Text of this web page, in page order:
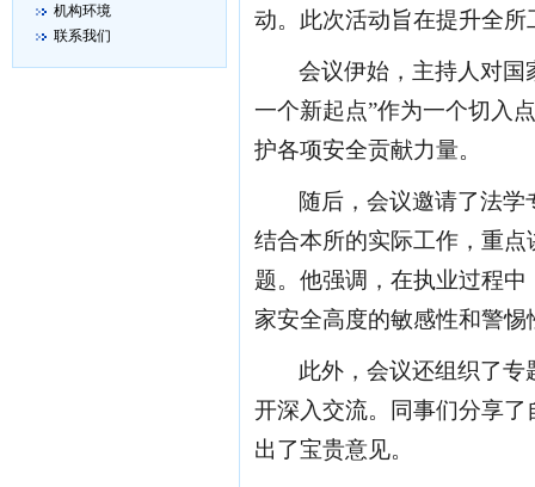
机构环境
联系我们
动。此次活动旨在提升全所
会议伊始， 主持人 对国
一个新起点”作为一个切入点
护各项安全贡献力量。
随后，会议邀请了法
结合本所的实际工作，重点
题。他强调， 在执业过程中
家安全高度的敏感性和警惕
此外，会议还组织了专
开深入交流。
同事们分享了
出了宝贵意见。